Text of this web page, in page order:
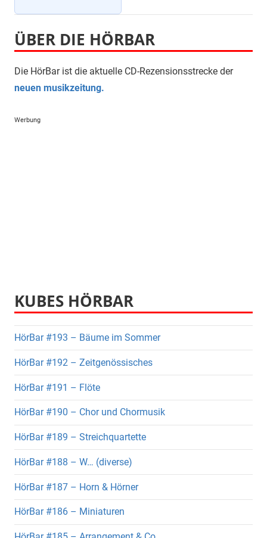
ÜBER DIE HÖRBAR
Die HörBar ist die aktuelle CD-Rezensionsstrecke der
neuen musikzeitung.
Werbung
KUBES HÖRBAR
HörBar #193 – Bäume im Sommer
HörBar #192 – Zeitgenössisches
HörBar #191 – Flöte
HörBar #190 – Chor und Chormusik
HörBar #189 – Streichquartette
HörBar #188 – W… (diverse)
HörBar #187 – Horn & Hörner
HörBar #186 – Miniaturen